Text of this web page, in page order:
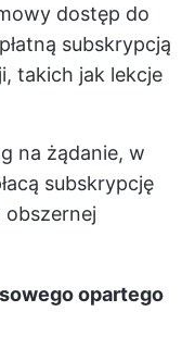
dostęp do
subskrypcją
takich jak lekcje
na żądanie, w
subskrypcję
obszernej
opartego